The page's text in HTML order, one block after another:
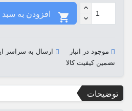

موجود در انبار
ارسال به سراسر
تضمین کیفیت کالا
توضیحات